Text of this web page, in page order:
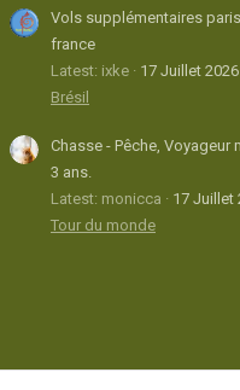
Vols supplémentaires
france
Latest: ixke
17 Juillet 2026
Brésil
Chasse - Pêche, Voyageur
3 ans.
Latest: monicca
17 Juillet
Tour du monde